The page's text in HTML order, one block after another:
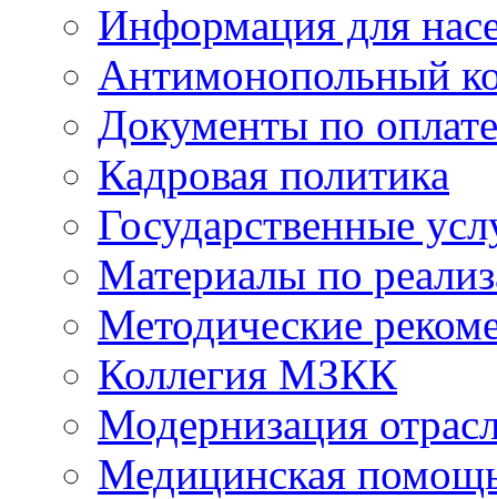
Информация для
Антимонопольный
Документы по
Кадровая политика
Государственные
Материалы по
Методические
Коллегия МЗКК
Модернизация
Медицинская